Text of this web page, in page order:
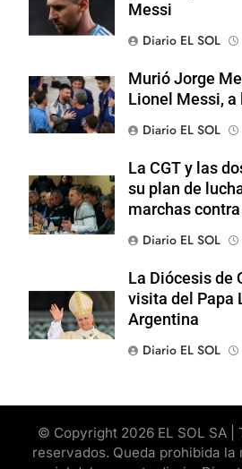
Messi
Diario EL SOL
Murió Jorge
Lionel Messi, a
Diario EL SOL
La CGT y las
su plan de
marchas
Diario EL SOL
La Diócesis de
visita del Papa
Argentina
Diario EL SOL
© Copyright 2026 EL SOL SA |
reservados. Queda prohibida